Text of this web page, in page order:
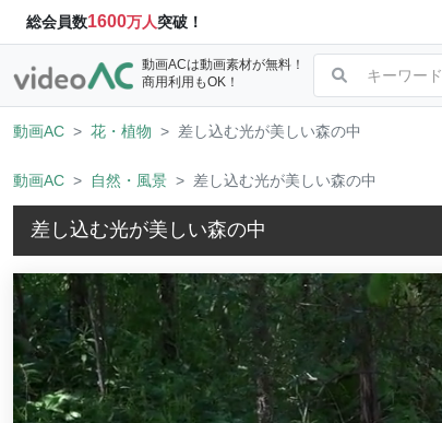
総会員数1600万人突破！
動画ACは動画素材が無料！
商用利用もOK！
動画AC 花・植物 差し込む光が美しい森の中
動画AC 自然・風景 差し込む光が美しい森の中
差し込む光が美しい森の中